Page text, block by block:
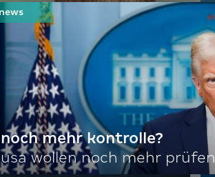
noch mehr kontrolle?
usa wollen noch mehr prüfen